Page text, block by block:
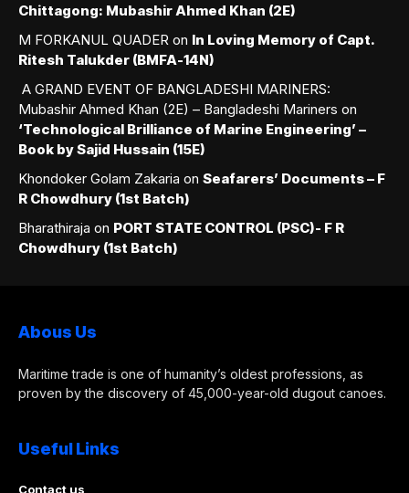
Chittagong: Mubashir Ahmed Khan (2E)
M FORKANUL QUADER on In Loving Memory of Capt.
Ritesh Talukder (BMFA-14N)
A GRAND EVENT OF BANGLADESHI MARINERS:
Mubashir Ahmed Khan (2E) – Bangladeshi Mariners on
‘Technological Brilliance of Marine Engineering’ –
Book by Sajid Hussain (15E)
Khondoker Golam Zakaria on Seafarers’ Documents – F
R Chowdhury (1st Batch)
Bharathiraja on PORT STATE CONTROL (PSC)- F R
Chowdhury (1st Batch)
Abous Us
Maritime trade is one of humanity’s oldest professions, as
proven by the discovery of 45,000-year-old dugout canoes.
Useful Links
Contact us